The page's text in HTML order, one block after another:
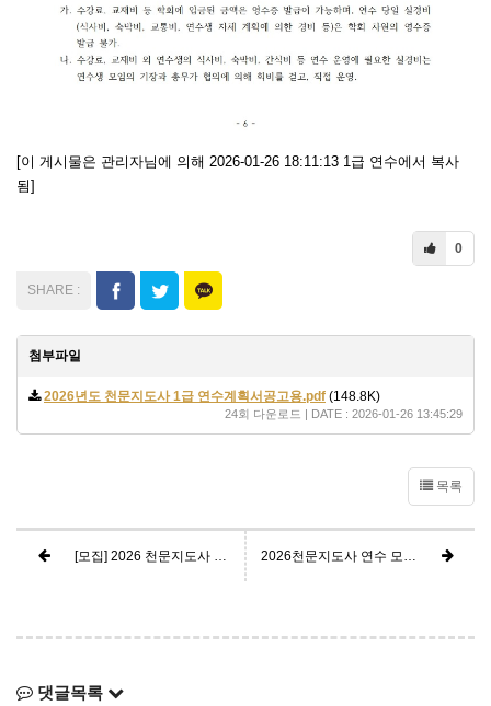
[이 게시물은 관리자님에 의해 2026-01-26 18:11:13 1급 연수에서 복사
됨]
0
첨부파일
2026년도 천문지도사 1급 연수계획서공고용.pdf (148.8K)
24회 다운로드 | DATE : 2026-01-26 13:45:29
목록
[모집] 2026 천문지도사 2급 연수 - 모집마감 2026천문지도사 연수 모집(1,2,3급) 안내 - 모집 마감
댓글목록